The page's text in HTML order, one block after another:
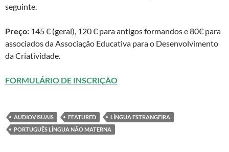
seguinte.
Preço: 145 € (geral), 120 € para antigos formandos e 80€ para
associados da Associação Educativa para o Desenvolvimento
da Criatividade.
FORMULÁRIO DE INSCRIÇÃO
AUDIOVISUAIS FEATURED
LÍNGUA ESTRANGEIRA
PORTUGUÊS LÍNGUA NÃO MATERNA